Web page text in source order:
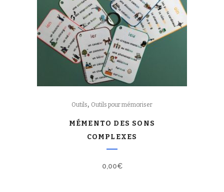
Outils, Outils pour mémoriser
MÉMENTO DES SONS
COMPLEXES
0,00€